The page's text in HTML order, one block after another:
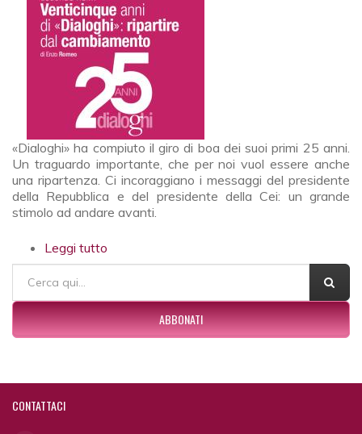
«Dialoghi» ha compiuto il giro di boa dei suoi primi 25 anni.
Un traguardo importante, che per noi vuol essere anche
una ripartenza. Ci incoraggiano i messaggi del presidente
della Repubblica e del presidente della Cei: un grande
stimolo ad andare avanti.
Leggi tutto
cambiamento
FORM DI RICERCA
ABBONATI
CONTATTACI